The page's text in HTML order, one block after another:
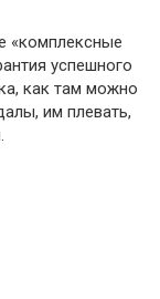
«комплексные
успешного
как там можно
им плевать,